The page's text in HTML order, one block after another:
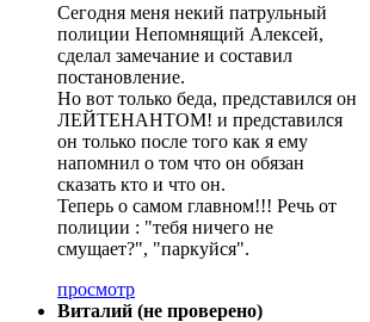
Сегодня меня некий патрульный
полиции Непомнящий Алексей,
сделал замечание и составил
постановление.
Но вот только беда, представился он
ЛЕЙТЕНАНТОМ! и представился
он только после того как я ему
напомнил о том что он обязан
сказать кто и что он.
Теперь о самом главном!!! Речь от
полиции : "тебя ничего не
смущает?", "паркуйся".
просмотр
Виталий (не проверено)